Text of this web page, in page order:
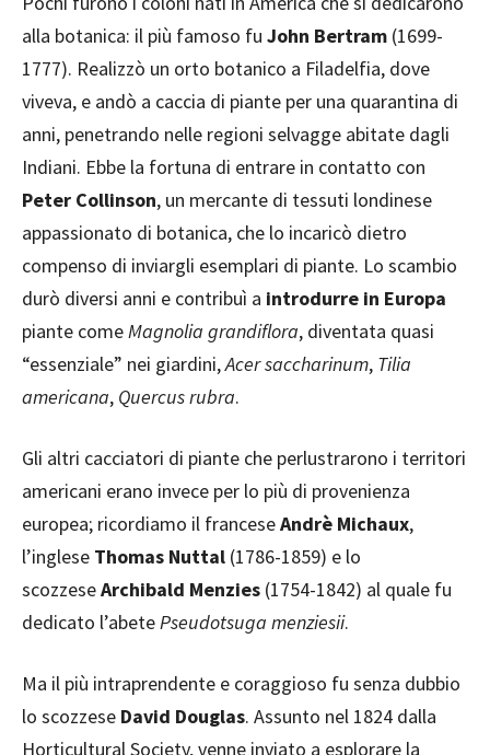
alla botanica: il più famoso fu John Bertram (1699-
1777). Realizzò un orto botanico a Filadelfia, dove
viveva, e andò a caccia di piante per una quarantina di
anni, penetrando nelle regioni selvagge abitate dagli
Indiani. Ebbe la fortuna di entrare in contatto con
Peter Collinson, un mercante di tessuti londinese
appassionato di botanica, che lo incaricò dietro
compenso di inviargli esemplari di piante. Lo scambio
durò diversi anni e contribuì a introdurre in Europa
piante comeMagnolia grandiflora, diventata quasi
“essenziale” nei giardini,Acer saccharinum, Tilia
americana, Quercus rubra.
Gli altri cacciatori di piante che perlustrarono i territori
americani erano invece per lo più di provenienza
europea; ricordiamo il franceseAndrè Michaux,
l’inglese Thomas Nuttal (1786-1859) e lo
scozzeseArchibald Menzies (1754-1842) al quale fu
dedicato l’abetePseudotsuga menziesii.
Ma il più intraprendente e coraggioso fu senza dubbio
lo scozzese David Douglas. Assunto nel 1824 dalla
Horticultural Society, venne inviato a esplorare la